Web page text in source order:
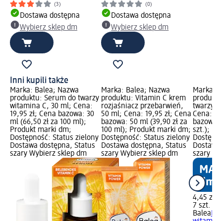
(3)
Dostawa dostępna
Wybierz sklep dm
(0)
Dostawa dostępna
Wybierz sklep dm
Inni kupili także
Marka: Balea; Nazwa
produktu: Serum do twarzy
witamina C, 30 ml; Cena:
19,95 zł; Cena bazowa: 30
ml (66,50 zł za 100 ml);
Produkt marki dm;
Dostępność: Status zielony
Dostawa dostępna, Status
szary Wybierz sklep dm
Marka: Balea; Nazwa
produktu: Vitamin C krem
rozjaśniacz przebarwień,
50 ml; Cena: 19,95 zł; Cena
bazowa: 50 ml (39,90 zł za
100 ml); Produkt marki dm;
Dostępność: Status zielony
Dostawa dostępna, Status
szary Wybierz sklep dm
Marka:
twarzy,
Cena:
bazowa:
szt.);
szary
4,45 zł
7 szt.
Balea